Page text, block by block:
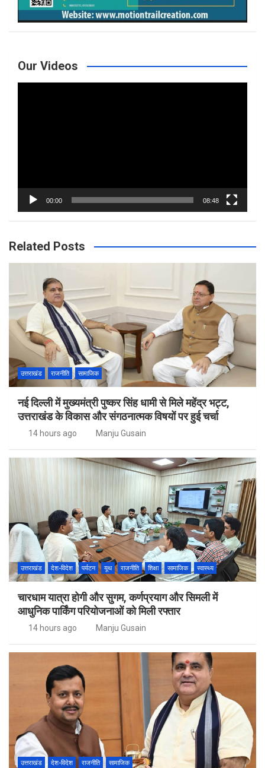
Our Videos
00:00 08:48
Related Posts
उत्तराखंड राजनीति सामाजिक
नई दिल्ली में मुख्यमंत्री पुष्कर सिंह धामी से मिले महेंद्र भट्ट,
उत्तराखंड के विकास और संगठनात्मक विषयों पर हुई चर्चा
14 hours ago Manju Gusain
उत्तराखंड देश-विदेश पर्यटन यूथ राजनीति शिक्षा सामाजिक स्वास्थ्य
चारधाम यात्रा होगी और सुगम, कर्णप्रयाग और सिमली में
आधुनिक पार्किंग परियोजनाओं को मिली रफ्तार
14 hours ago Manju Gusain
उत्तराखंड देश-विदेश राजनीति सामाजिक